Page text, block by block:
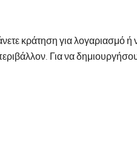
κράτηση για λογαριασμό ή
Για να